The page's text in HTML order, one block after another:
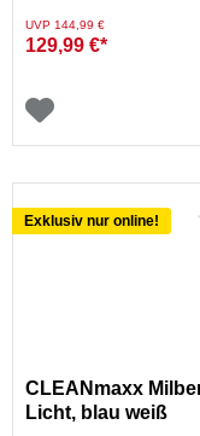
Preis reduziert von
UVP 144,99 €auf
129,99 €*
Exklusiv nur online!
CLEANmaxx
Licht, blau weiß